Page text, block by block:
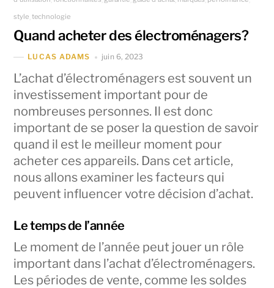
style technologie
Quand acheter des électroménagers?
LUCAS ADAMS juin 6, 2023
L’achat d’électroménagers est souvent un
investissement important pour de
nombreuses personnes. Il est donc
important de se poser la question de savoir
quand il est le meilleur moment pour
acheter ces appareils. Dans cet article,
nous allons examiner les facteurs qui
peuvent influencer votre décision d’achat.
Le temps de l’année
Le moment de l’année peut jouer un rôle
important dans l’achat d’électroménagers.
Les périodes de vente, comme les soldes